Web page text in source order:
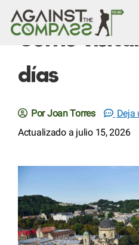
Cómo
días
Por Joan Torres
Deja
Actualizado a julio 15, 2026